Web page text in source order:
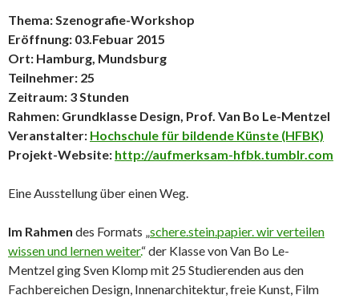
Thema: Szenografie-Workshop
Eröffnung: 03.Febuar 2015
Ort: Hamburg, Mundsburg
Teilnehmer: 25
Zeitraum: 3 Stunden
Rahmen: Grundklasse Design, Prof. Van Bo Le-Mentzel
Veranstalter: Hochschule für bildende Künste (HFBK)
Projekt-Website: http://aufmerksam-hfbk.tumblr.com
Eine Ausstellung über einen Weg.
Im Rahmen des Formats „schere.stein.papier. wir verteilen
wissen und lernen weiter.“ der Klasse von Van Bo Le-
Mentzel ging Sven Klomp mit 25 Studierenden aus den
Fachbereichen Design, Innenarchitektur, freie Kunst, Film